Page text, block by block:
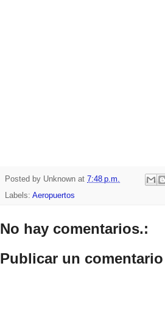
Posted by Unknown at 7:48 p.m.
Labels: Aeropuertos
No hay comentarios.:
Publicar un comentario